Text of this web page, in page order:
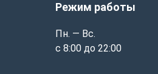
Режим работы
Пн. — Вс.
с 8:00 до 22:00